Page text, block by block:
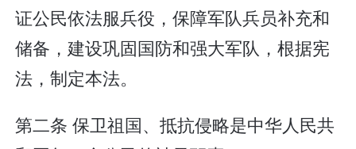
证公民依法服兵役，保障军队兵员补充和
储备，建设巩固国防和强大军队，根据宪
法，制定本法。
第二条 保卫祖国、抵抗侵略是中华人民共